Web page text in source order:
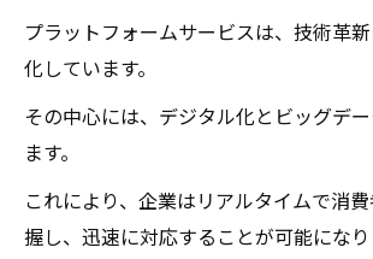
ネスモデルの展望
プラットフォームサービスの進化
プラットフォームサービスは、技術革
化しています。
その中心には、デジタル化とビッグデ
ます。
これにより、企業はリアルタイムで消
握し、迅速に対応することが可能になり